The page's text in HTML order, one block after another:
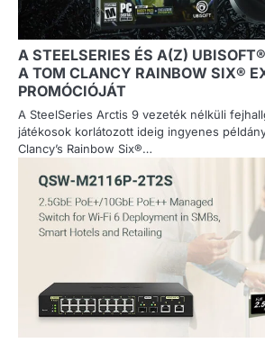
A STEELSERIES ÉS A(Z)
A TOM CLANCY RAINBOW SIX®
PROMÓCIÓJÁT
​​​​​​​A SteelSeries Arctis 9 vezeték nélküli
játékosok korlátozott ideig ingyenes
Clancy’s Rainbow Six®…